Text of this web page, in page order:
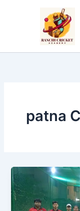
patna